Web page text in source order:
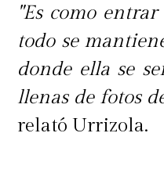
"Es como
todo se
donde ella se
llenas de fotos
relató Urrizola.